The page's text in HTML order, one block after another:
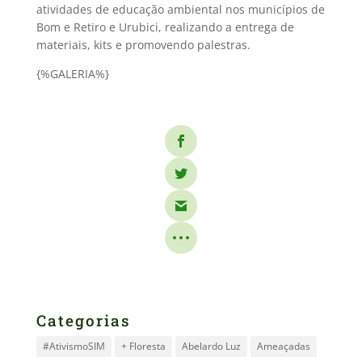
atividades de educação ambiental nos municípios de
Bom e Retiro e Urubici, realizando a entrega de
materiais, kits e promovendo palestras.
{%GALERIA%}
Categorias
#AtivismoSIM + Floresta Abelardo Luz
Ameaçadas